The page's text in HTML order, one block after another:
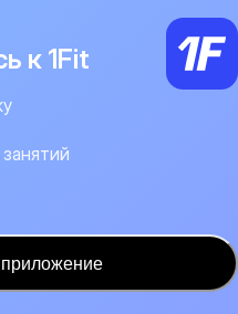
к 1Fit